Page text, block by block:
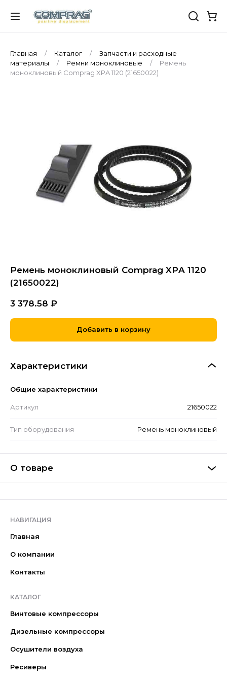
Главная Каталог
Запчасти и расходные
материалы
Ремни моноклиновые
Ремень
моноклиновый Comprag XРA 1120 (21650022)
Ремень моноклиновый Comprag XРA 1120
(21650022)
3 378.58 ₽
Добавить в корзину
Характеристики
Общие характеристики
Артикул 21650022
Тип оборудования Ремень моноклиновый
О товаре
НАВИГАЦИЯ
Главная
О компании
Контакты
КАТАЛОГ
Винтовые компрессоры
Дизельные компрессоры
Осушители воздуха
Ресиверы